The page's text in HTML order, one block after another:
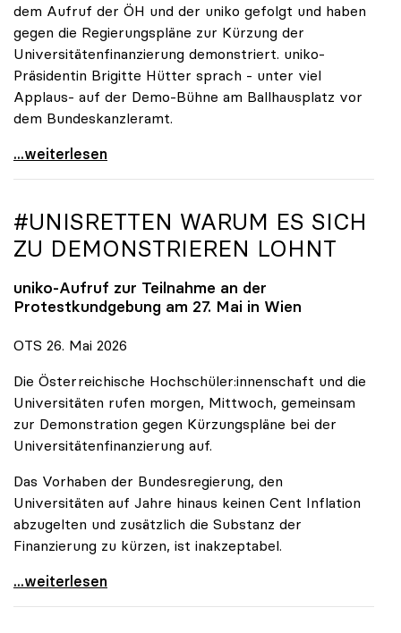
dem Aufruf der ÖH und der uniko gefolgt und haben
gegen die Regierungspläne zur Kürzung der
Universitätenfinanzierung demonstriert. uniko-
Präsidentin Brigitte Hütter sprach - unter viel
Applaus- auf der Demo-Bühne am Ballhausplatz vor
dem Bundeskanzleramt.
\"Wir nehmen es nicht hin\": Rede von
...weiterlesen
#UNISRETTEN WARUM ES SICH
ZU DEMONSTRIEREN LOHNT
uniko-Aufruf zur Teilnahme an der
Protestkundgebung am 27. Mai in Wien
OTS 26. Mai 2026
Die Österreichische Hochschüler:innenschaft und die
Universitäten rufen morgen, Mittwoch, gemeinsam
zur Demonstration gegen Kürzungspläne bei der
Universitätenfinanzierung auf.
Das Vorhaben der Bundesregierung, den
Universitäten auf Jahre hinaus keinen Cent Inflation
abzugelten und zusätzlich die Substanz der
Finanzierung zu kürzen, ist inakzeptabel.
#UnisRetten Warum es sich zu demonstrieren lohnt
...weiterlesen